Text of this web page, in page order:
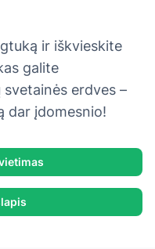
ir iškvieskite
galite
erdves –
dar įdomesnio!